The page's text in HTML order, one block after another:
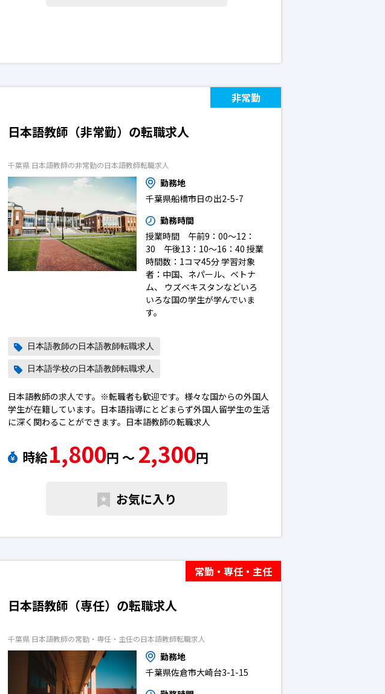
非常勤
日本語教師（非常勤）の転職求人
千葉県 日本語教師の非常勤の日本語教師転職求人
勤務地
千葉県船橋市日の出2-5-7
勤務時間
授業時間 午前9：00～12：
30 午後13：10～16：40 授業
時間数：1コマ45分 学習対象
者：中国、ネパール、ベトナ
ム、 ウズベキスタンなどいろ
いろな国の学生が学んでいま
す。
日本語教師の日本語教師転職求人
日本語学校の日本語教師転職求人
日本語教師の求人です。※転職者も歓迎です。様々な国からの外国人
学生が在籍しています。日本語指導にとどまらず外国人留学生の生活
に深く関わることができます。日本語教師の転職求人
時給1,800円 〜 2,300円
お気に入り
常勤・専任・主任
日本語教師（専任）の転職求人
千葉県 日本語教師の常勤・専任・主任の日本語教師転職求人
勤務地
千葉県佐倉市大崎台3-1-15